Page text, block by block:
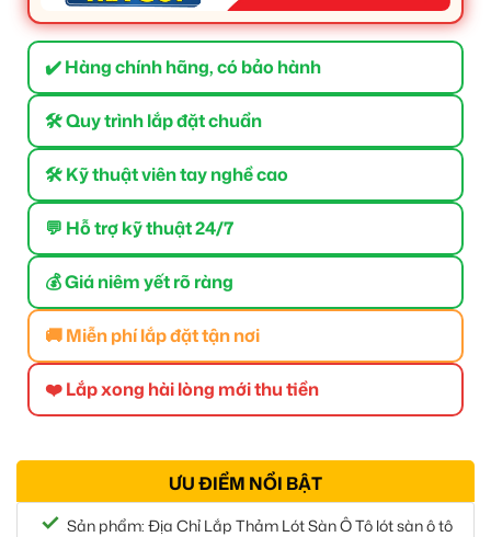
✔️ Hàng chính hãng, có bảo hành
🛠 Quy trình lắp đặt chuẩn
🛠 Kỹ thuật viên tay nghề cao
💬 Hỗ trợ kỹ thuật 24/7
💰 Giá niêm yết rõ ràng
🚚 Miễn phí lắp đặt tận nơi
❤️ Lắp xong hài lòng mới thu tiền
ƯU ĐIỂM NỔI BẬT
Sản phẩm: Địa Chỉ Lắp Thảm Lót Sàn Ô Tô lót sàn ô tô